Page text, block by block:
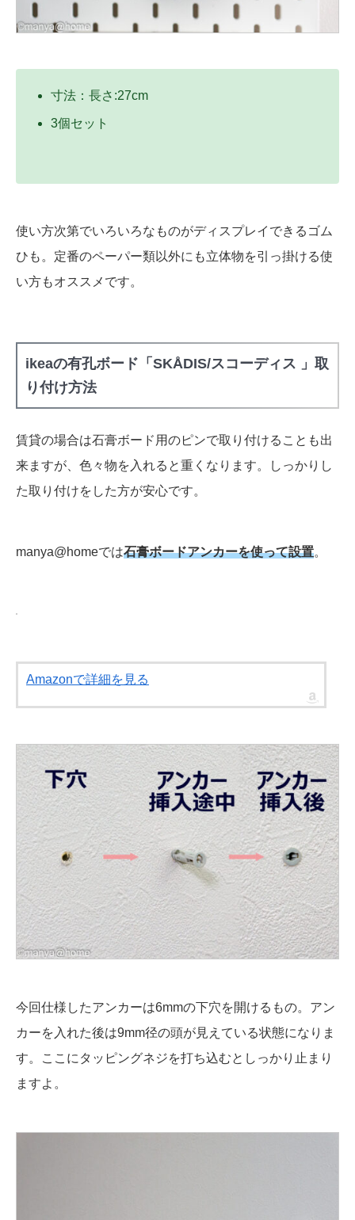
寸法：長さ:27cm
3個セット
使い方次第でいろいろなものがディスプレイできるゴム
ひも。定番のペーパー類以外にも立体物を引っ掛ける使
い方もオススメです。
ikeaの有孔ボード「SKÅDIS/スコーディス 」取
り付け方法
賃貸の場合は石膏ボード用のピンで取り付けることも出
来ますが、色々物を入れると重くなります。しっかりし
た取り付けをした方が安心です。
manya@homeでは石膏ボードアンカーを使って設置。
Amazonで詳細を見る
今回仕様したアンカーは6mmの下穴を開けるもの。アン
カーを入れた後は9mm径の頭が見えている状態になりま
す。ここにタッピングネジを打ち込むとしっかり止まり
ますよ。